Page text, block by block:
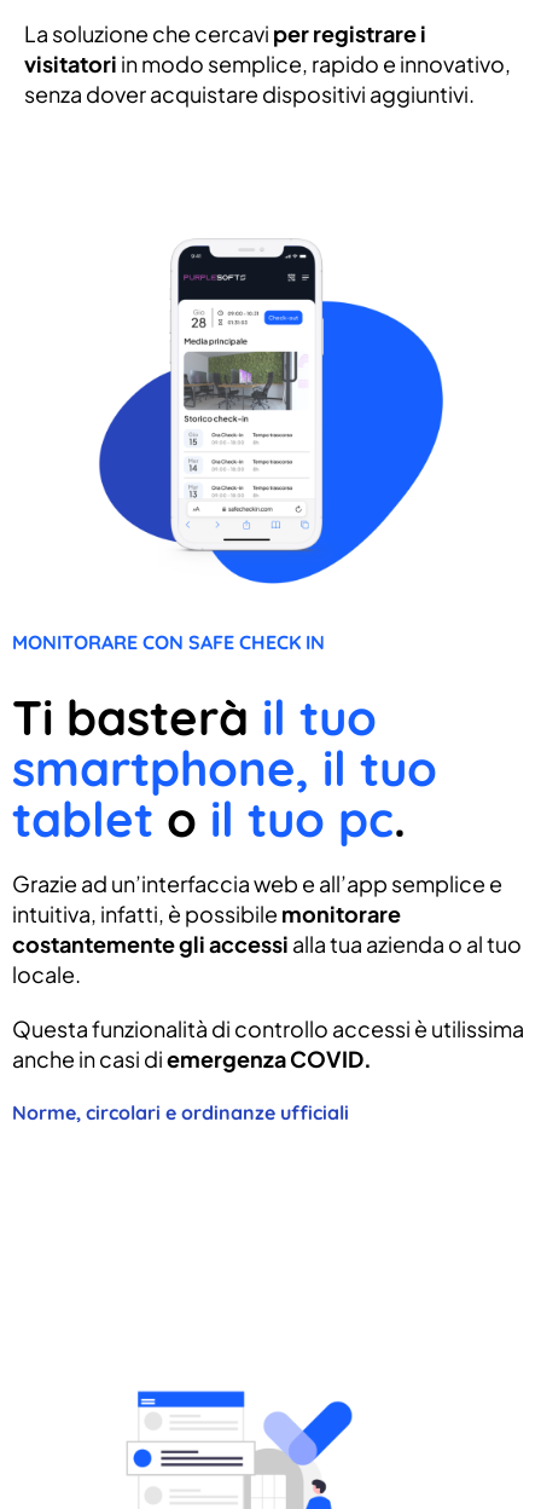
La soluzione che cercavi per registrare i
visitatori in modo semplice, rapido e innovativo,
senza dover acquistare dispositivi aggiuntivi.
MONITORARE CON SAFE CHECK IN
Ti basterà il tuo
smartphone, il tuo
tablet o il tuo pc.
Grazie ad un’interfaccia web e all’app semplice e
intuitiva, infatti, è possibile monitorare
costantemente gli accessi alla tua azienda o al tuo
locale.
Questa funzionalità di controllo accessi è utilissima
anche in casi diemergenza COVID.
Norme, circolari e ordinanze ufficiali